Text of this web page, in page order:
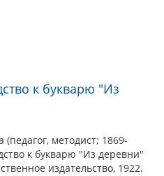
к букварю "Из
(педагог, методист; 1869-
к букварю "Из деревни"
издательство, 1922.